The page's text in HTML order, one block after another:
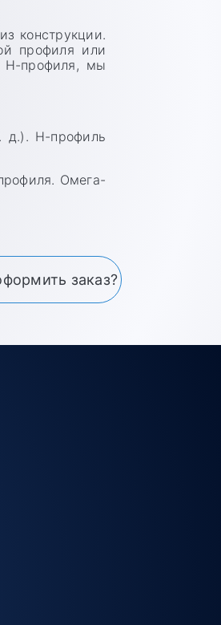
конструкции.
профиля или
Н-профиля, мы
д.). Н-профиль
Омега-
заказ?